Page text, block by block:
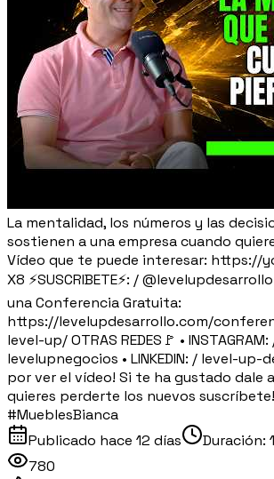
La mentalidad, los números y las
sostienen a una empresa cuando
Vídeo que te puede interesar: https://
X8 ⚡SUSCRIBETE⚡: /
una Conferencia Gratuita:
https://levelupdesarrollo.com/
level-up/ OTRAS REDES🚩 • INSTAGRAM:
levelupnegocios • LINKEDIN: / level-up-
por ver el vídeo! Si te ha gustado dale
quieres perderte los nuevos
#MueblesBianca
Publicado hace 12 días Duración:
780